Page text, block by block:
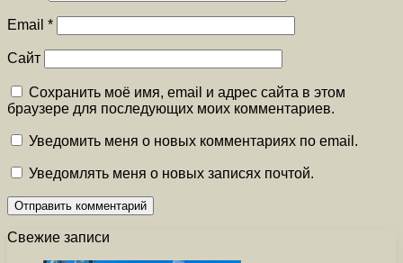
Email *
Сайт
Сохранить моё имя, email и адрес сайта в этом
браузере для последующих моих комментариев.
Уведомить меня о новых комментариях по email.
Уведомлять меня о новых записях почтой.
Свежие записи